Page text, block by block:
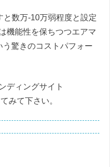
と数万-10万弱程度と設定
機能性を保ちつつエアマ
驚きのコストパフォー
ディングサイト
みて下さい。